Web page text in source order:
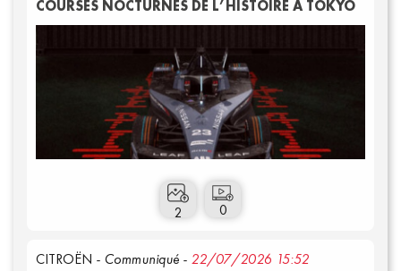
Connexion
COURSES NOCTURNES DE L’HISTOIRE A TOKYO
0
2
CITROËN - Communiqué - 22/07/2026 15:52